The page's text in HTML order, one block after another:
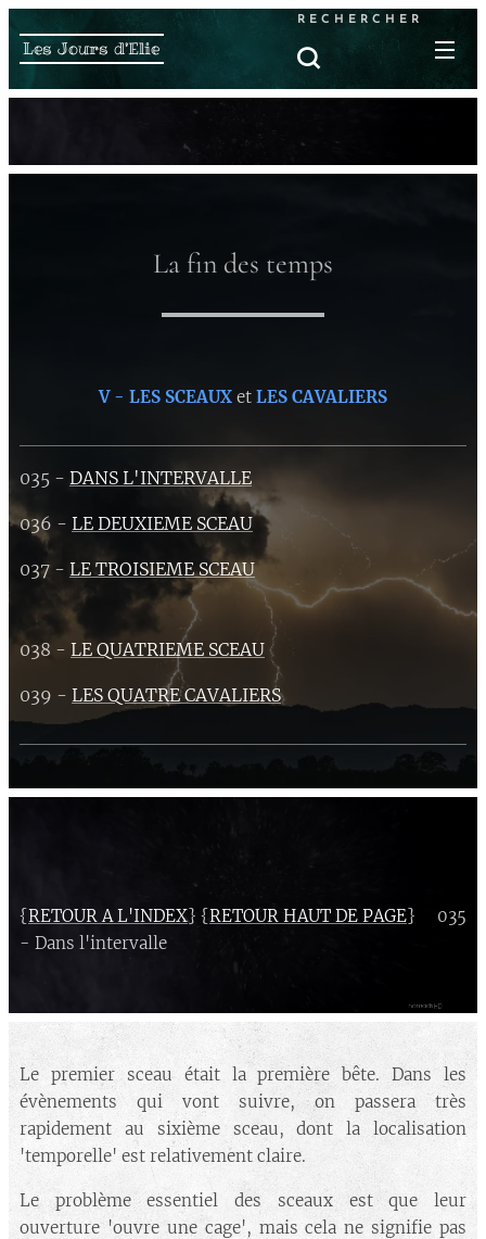
Les Jours d'Elie
RECHERCHER
La fin des temps
V - LES SCEAUX et LES CAVALIERS
035 - DANS L'INTERVALLE
036 - LE DEUXIEME SCEAU
037 - LE TROISIEME SCEAU
038 - LE QUATRIEME SCEAU
039 - LES QUATRE CAVALIERS
{RETOUR A L'INDEX} {RETOUR HAUT DE PAGE} 035
- Dans l'intervalle
Le premier sceau était la première bête. Dans les
évènements qui vont suivre, on passera très
rapidement au sixième sceau, dont la localisation
'temporelle' est relativement claire.
Le problème essentiel des sceaux est que leur
ouverture 'ouvre une cage', mais cela ne signifie pas